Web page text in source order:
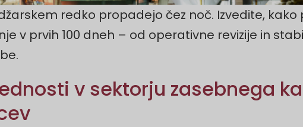
redko propadejo čez noč. Izvedite,
v prvih 100 dneh – od operativne revizije in
v sektorju zasebnega